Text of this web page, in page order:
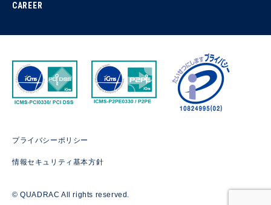
CAREER
プライバシーポリシー
情報セキュリティ基本方針
© QUADRAC All rights reserved.